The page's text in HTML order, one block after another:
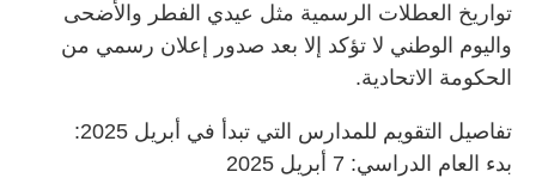
تواريخ العطلات الرسمية مثل عيدي الفطر والأضحى
واليوم الوطني لا تؤكد إلا بعد صدور إعلان رسمي من
الحكومة الاتحادية.
تفاصيل التقويم للمدارس التي تبدأ في أبريل 2025:
بدء العام الدراسي: 7 أبريل 2025